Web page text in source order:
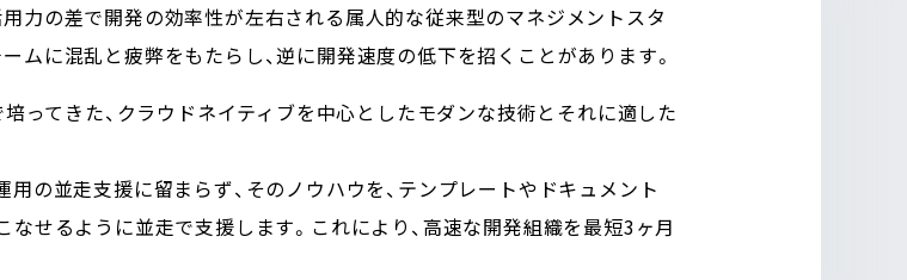
力の差で開発の効率性が左右される属人的な従来型のマネジメントスタ
ムに混乱と疲弊をもたらし、逆に開発速度の低下を招くことがあります。
ってきた、クラウドネイティブを中心としたモダンな技術とそれに適した
の並走支援に留まらず、そのノウハウを、テンプレートやドキュメント
なせるように並走で支援します。これにより、高速な開発組織を最短3ヶ月